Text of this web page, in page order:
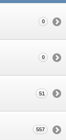
0
0
51
557